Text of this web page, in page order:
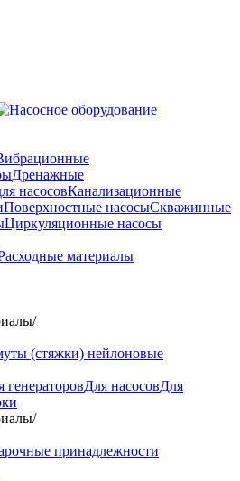
Дренажные
насосовКанализационные
Поверхностные насосыСкважинные
Циркуляционные насосы
/
(стяжки) нейлоновые
генераторовДля насосовДля
/
принадлежности